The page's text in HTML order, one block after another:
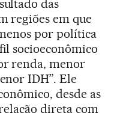
das
regiões em que
por política
socioeconômico
renda, menor
IDH”. Ele
desde as
direta com